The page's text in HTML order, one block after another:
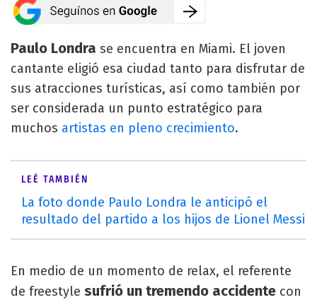
Paulo Londra se encuentra en Miami. El joven
cantante eligió esa ciudad tanto para disfrutar de
sus atracciones turísticas, así como también por
ser considerada un punto estratégico para
muchos artistas en pleno crecimiento.
LEÉ TAMBIÉN
La foto donde Paulo Londra le anticipó el
resultado del partido a los hijos de Lionel Messi
En medio de un momento de relax, el referente
de freestyle sufrió un tremendo accidente con